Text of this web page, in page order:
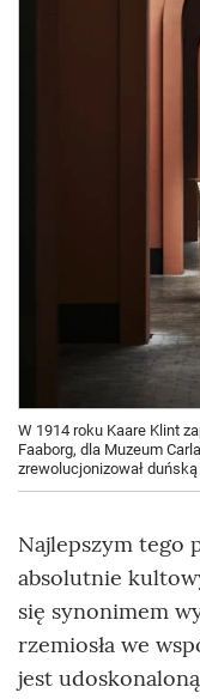
W 1914 roku Kaare Klint
Faaborg, dla Muzeum
zrewolucjonizował
Najlepszym tego
absolutnie
się synonimem
rzemiosła we
jest